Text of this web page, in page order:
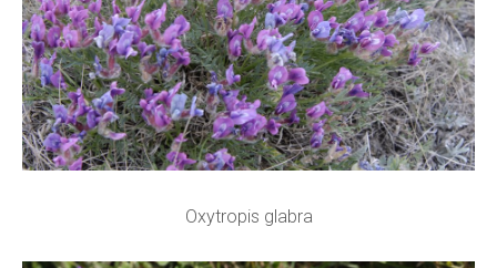
Oxytropis glabra